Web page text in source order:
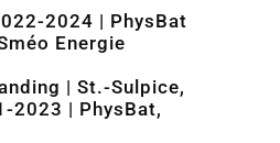
2024 | PhysBat
Energie
| St.-Sulpice,
2023 | PhysBat,